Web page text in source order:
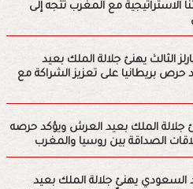
الاستراتيجية مع المغرب تتجه إلى
الثالث يهنئ جلالة الملك بعيد
حرص بريطانيا على تعزيز الشراكة مع
جلالة الملك بعيد العرش ويؤكد حرصه
الصداقة بين روسيا والمغرب
السعودي يهنئ جلالة الملك بعيد